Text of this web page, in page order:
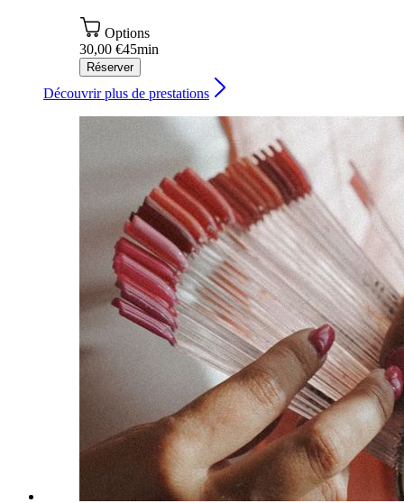
Options
30,00 €45min
Réserver
Découvrir plus de prestations